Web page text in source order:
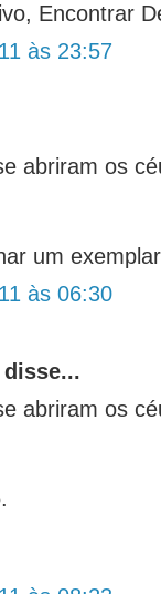
Encontrar
às 23:57
abriram os
um
às 06:30
abriram os